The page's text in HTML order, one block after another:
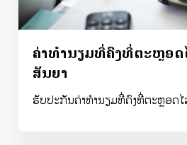
ຄ່າທຳນຽມທີ່ຄົງທີ່ຕະຫຼອດ
ສັນຍາ
ຮັບປະກັນຄ່າທຳນຽມທີ່ຄົງທີ່ຕະຫຼອດໄ